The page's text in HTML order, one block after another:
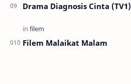
Drama Diagnosis Cinta (TV1)
Filem Malaikat Malam